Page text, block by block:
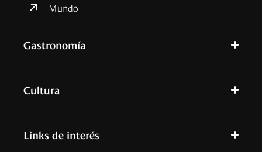
Mundo
Gastronomía
Cultura
Links de interés